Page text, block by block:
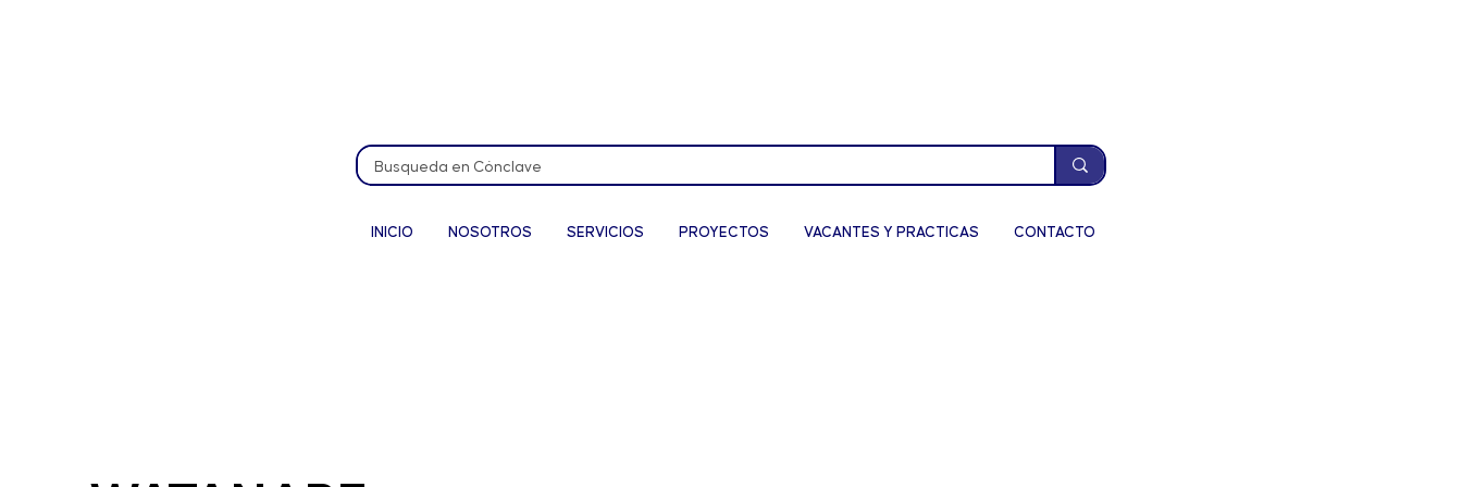
INICIO NOSOTROS SERVICIOS PROYECTOS VACANTES Y PRACTICAS CONTACTO